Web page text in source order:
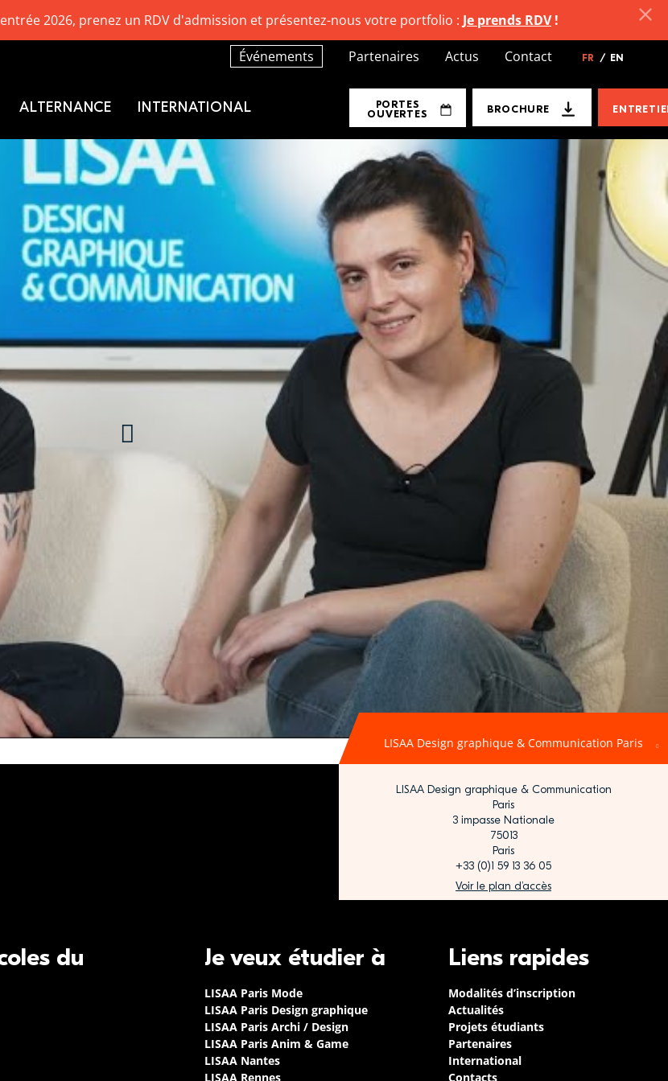
LISAA Design graphique & Communication Paris
LISAA Design graphique & Communication
Paris
3 impasse Nationale
75013
Paris
+33 (0)1 59 13 36 05
Voir le plan d’accès
Événements Partenaires Actus Contact FR / EN
PORTES
OUVERTES
BROCHURE
ALTERNANCE INTERNATIONAL
du
Je veux étudier à
LISAA Paris Mode
LISAA Paris Design graphique
LISAA Paris Archi / Design
LISAA Paris Anim & Game
LISAA Nantes
LISAA Rennes
Liens rapides
Modalités d’inscription
Actualités
Projets étudiants
Partenaires
International
Contacts
2026, prenez un RDV d'admission et présentez-nous votre portfolio : Je prends RDV!